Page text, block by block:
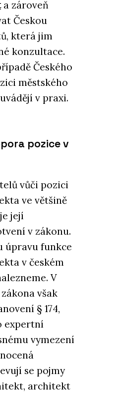
a zároveň
Českou
která jim
konzultace.
Českého
městského
v praxi.
pozice v
vůči pozici
ve většině
její
v zákonu.
úpravu funkce
v českém
V
však
§ 174,
expertní
vymezení
se pojmy
architekt